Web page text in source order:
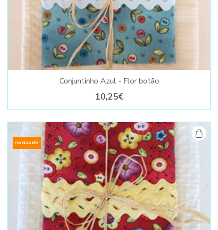
Conjuntinho Azul - Flor botão
10,25€
novidade